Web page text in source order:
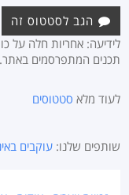
הגב לסטטוס זה
לידיעה: אחריות חלה על
תכנים המתפרסמים באתר.
לעוד מלא סטטוסים
שותפים שלנו:עוקבים